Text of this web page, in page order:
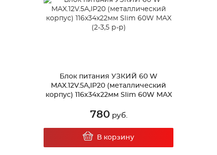
Блок питания УЗКИЙ 60 W
MAX.12V.5A,IP20 (металлический
корпус) 116х34х22мм Slim 60W MAX
780руб.
В корзину